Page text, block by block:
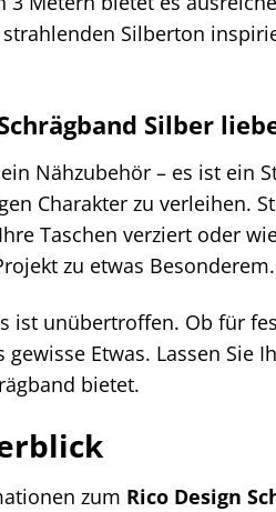
Silberton
Silber
Nähzubehör – es ist ein
Charakter zu verleihen.
Taschen verziert oder
zu etwas Besonderem.
ist unübertroffen. Ob für
Etwas. Lassen Sie
bietet.
zum Rico Design